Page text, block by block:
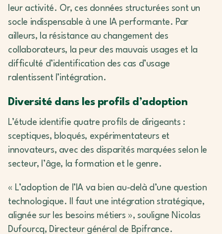
leur activité. Or, ces données structurées sont un
socle indispensable à une IA performante. Par
ailleurs, la résistance au changement des
collaborateurs, la peur des mauvais usages et la
difficulté d’identification des cas d’usage
ralentissent l’intégration.
Diversité dans les profils d’adoption
L’étude identifie quatre profils de dirigeants :
sceptiques, bloqués, expérimentateurs et
innovateurs, avec des disparités marquées selon le
secteur, l’âge, la formation et le genre.
« L’adoption de l’IA va bien au-delà d’une question
technologique. Il faut une intégration stratégique,
alignée sur les besoins métiers », souligne Nicolas
Dufourcq, Directeur général de Bpifrance.